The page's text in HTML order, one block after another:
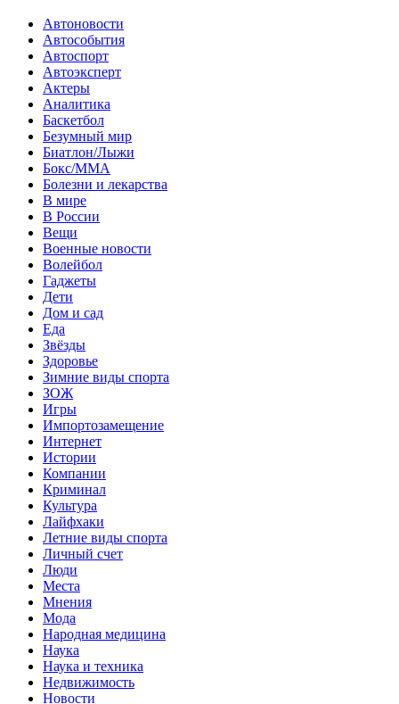
Автоновости
Автособытия
Автоспорт
Автоэксперт
Актеры
Аналитика
Баскетбол
Безумный мир
Биатлон/Лыжи
Бокс/MMA
Болезни и лекарства
В мире
В России
Вещи
Военные новости
Волейбол
Гаджеты
Дети
Дом и сад
Еда
Звёзды
Здоровье
Зимние виды спорта
ЗОЖ
Игры
Импортозамещение
Интернет
Истории
Компании
Криминал
Культура
Лайфхаки
Летние виды спорта
Личный счет
Люди
Места
Мнения
Мода
Народная медицина
Наука
Наука и техника
Недвижимость
Новости